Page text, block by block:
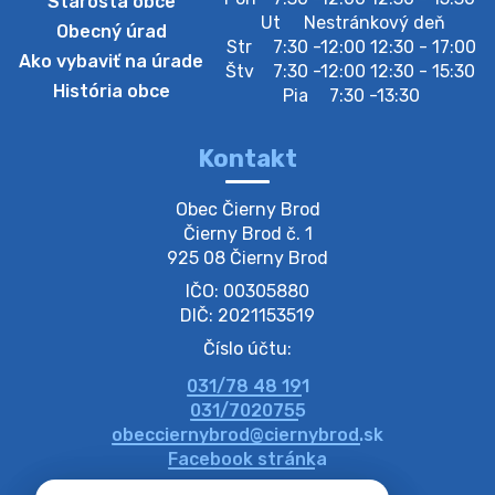
Oznamujeme obyvateľom, že v stredu 05. augusta
prebehne zber separovaného odpadu plastu. Prosíme
obyvateľov, aby vrecia s odpadom vyložili pred dom už
Oznámenie o plánovanom prerušení dodávky
Oznamujeme Vám, že v určitých dňoch bude v
niektorých častiach našej obce plánované prerušenie
distribúcie elektrickej energie. Podrobné informácie o
dátumoch, časoch a dotknutých …
4. augusta 2026 09:48
Zber BIO odpadu-BIO hulladék elszállítása
Obecný úrad v Čiernom Brode oznamuje obyvateľom,
že ďalší odvoz BIO odpadu sa uskutoční 03.08.2026
(pondelok). Prosíme obyvateľov, aby nádoby vyložili už
Obecný úrad
Ako vybaviť na úrade
História obce
Ut
Nestránkový deň
Str
7:30 -12:00 12:30 - 17:00
Štv
7:30 -12:00 12:30 - 15:30
Pia
7:30 -13:30
Kontakt
Obec Čierny Brod
Čierny Brod č. 1
925 08 Čierny Brod
IČO: 00305880
DIČ: 2021153519
Číslo účtu:
031/78 48 191
031/7020755
obecciernybrod@ciernybrod.sk
Facebook stránka